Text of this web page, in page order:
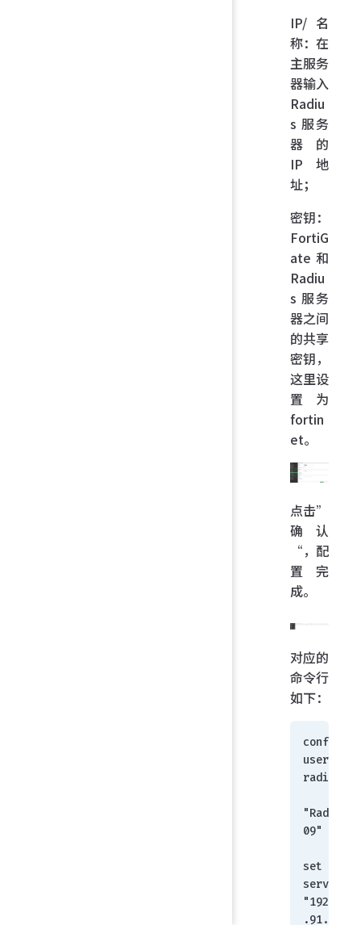
IP/名
称：在
主服务
器输入
Radiu
s 服务
器的
IP 地
址；
密钥：
FortiG
ate 和
Radiu
s 服务
器之间
的共享
密钥，
这里设
置为
fortin
et。
点击”
确认
“，配
置完
成。
对应的
命令行
如下：
config
user
radius
"Radius2
09"
set
server
"192.168
.91.209"